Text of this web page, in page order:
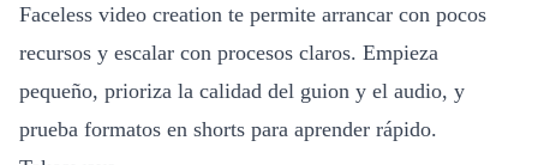
Faceless video creation te permite arrancar con pocos
recursos y escalar con procesos claros. Empieza
pequeño, prioriza la calidad del guion y el audio, y
prueba formatos en shorts para aprender rápido.